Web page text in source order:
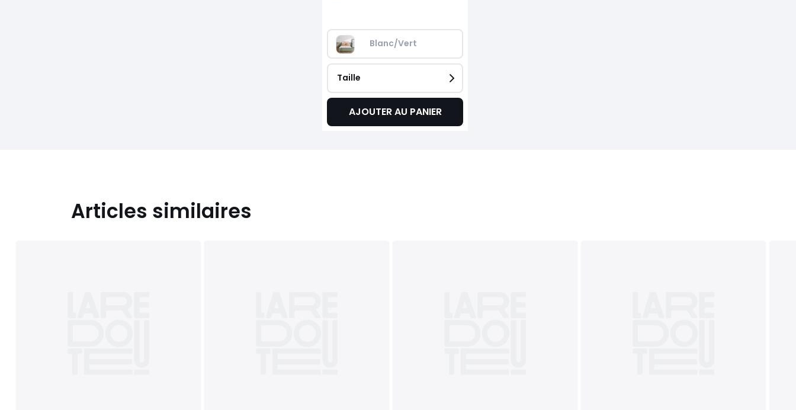
Blanc/Vert
Taille
AJOUTER AU PANIER
Articles similaires